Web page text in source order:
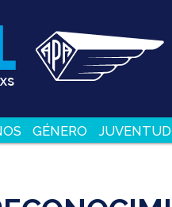
GÉNERO JUVENTUD